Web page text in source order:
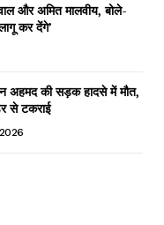
और अमित मालवीय, बोले-
कर देंगे’
की सड़क हादसे में मौत,
से टकराई